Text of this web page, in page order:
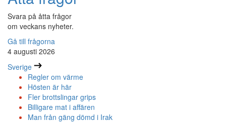
Svara på åtta frågor
om veckans nyheter.
Gå till frågorna
4 augusti 2026
Sverige
Regler om värme
Hösten är här
Fler brottslingar grips
Billigare mat i affären
Man från gäng dömd i Irak